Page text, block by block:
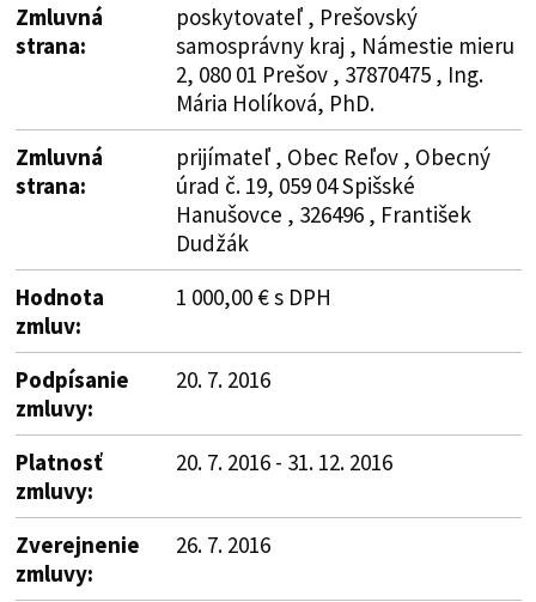
Zmluvná
strana:
poskytovateľ , Prešovský
samosprávny kraj , Námestie mieru
2, 080 01 Prešov , 37870475 , Ing.
Mária Holíková, PhD.
Zmluvná
strana:
prijímateľ , Obec Reľov , Obecný
úrad č. 19, 059 04 Spišské
Hanušovce , 326496 , František
Dudžák
Hodnota
zmluv:
1 000,00 € s DPH
Podpísanie
zmluvy:
20. 7. 2016
Platnosť
zmluvy:
20. 7. 2016 - 31. 12. 2016
Zverejnenie
zmluvy:
26. 7. 2016